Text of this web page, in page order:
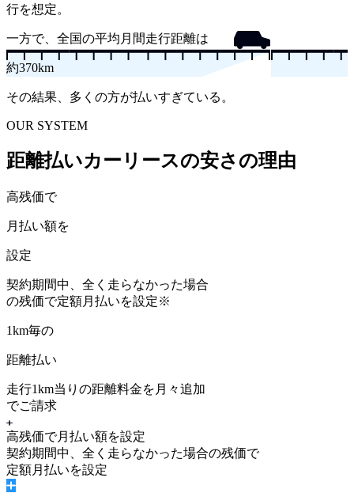
行を想定。
一方で、全国の平均月間走行距離は
約370km
その結果、多くの方が払いすぎている。
OUR SYSTEM
距離払いカーリースの安さの理由
高残価で
月払い額を
設定
契約期間中、 全く走らなかった場合
の残価で定額月払いを設定※
1km毎の
距離払い
走行1km当りの距離料金を月々追加
でご請求
高残価で月払い額を設定
契約期間中、 全く走らなかった場合の残価で
定額月払いを設定